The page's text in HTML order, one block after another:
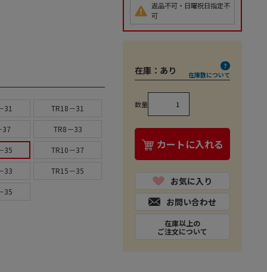
31 TR18－31
37 TR8－33
35 TR10－37
33 TR15－35
35
返品不可・日曜祝日指定不
可
在庫： あり 在庫数について
数量
カートに入れる
お気に入り
お問い合わせ
在庫以上の
ご注文について